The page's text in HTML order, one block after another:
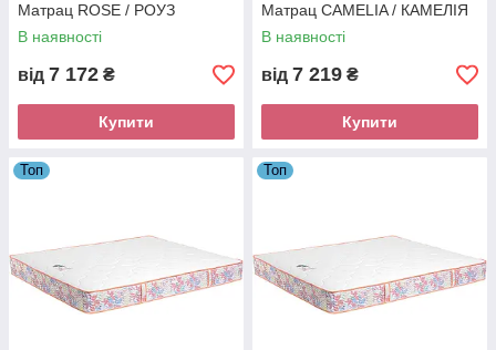
Матрац ROSE / РОУЗ
В наявності
від 7 172 ₴
Купити
Матрац CAMELIA / КАМЕЛІЯ
В наявності
від 7 219 ₴
Купити
Топ Топ